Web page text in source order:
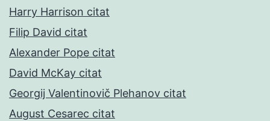
Harry Harrison citat
Filip David citat
Alexander Pope citat
David McKay citat
Georgij Valentinovič Plehanov citat
August Cesarec citat